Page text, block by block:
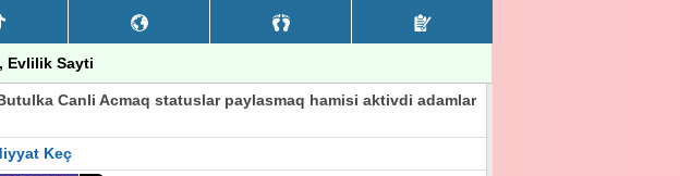
Evlilik Sayti
Canli Acmaq statuslar paylasmaq hamisi aktivdi adamlar
Keç